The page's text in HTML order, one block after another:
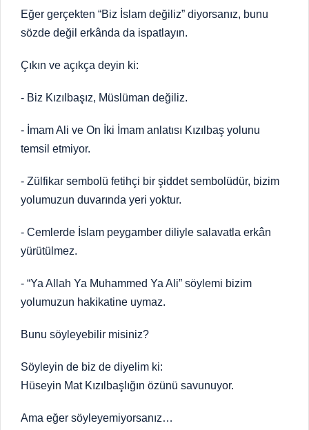
Eğer gerçekten “Biz İslam değiliz” diyorsanız, bunu
sözde değil erkânda da ispatlayın.
Çıkın ve açıkça deyin ki:
- Biz Kızılbaşız, Müslüman değiliz.
- İmam Ali ve On İki İmam anlatısı Kızılbaş yolunu
temsil etmiyor.
- Zülfikar sembolü fetihçi bir şiddet sembolüdür, bizim
yolumuzun duvarında yeri yoktur.
- Cemlerde İslam peygamber diliyle salavatla erkân
yürütülmez.
- “Ya Allah Ya Muhammed Ya Ali” söylemi bizim
yolumuzun hakikatine uymaz.
Bunu söyleyebilir misiniz?
Söyleyin de biz de diyelim ki:
Hüseyin Mat Kızılbaşlığın özünü savunuyor.
Ama eğer söyleyemiyorsanız…